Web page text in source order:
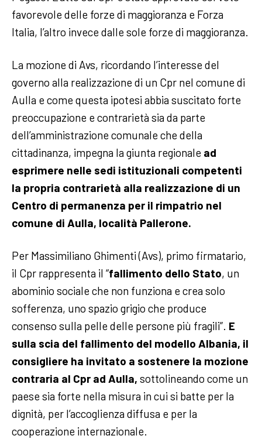
favorevole delle forze di maggioranza e Forza
Italia, l’altro invece dalle sole forze di maggioranza.
La mozione di Avs, ricordando l’interesse del
governo alla realizzazione di un Cpr nel comune di
Aulla e come questa ipotesi abbia suscitato forte
preoccupazione e contrarietà sia da parte
dell’amministrazione comunale che della
cittadinanza, impegna la giunta regionale ad
esprimere nelle sedi istituzionali competenti
la propria contrarietà alla realizzazione di un
Centro di permanenza per il rimpatrio nel
comune di Aulla, località Pallerone.
Per Massimiliano Ghimenti (Avs), primo firmatario,
il Cpr rappresenta il “fallimento dello Stato, un
abominio sociale che non funziona e crea solo
sofferenza, uno spazio grigio che produce
consenso sulla pelle delle persone più fragili”. E
sulla scia del fallimento del modello Albania, il
consigliere ha invitato a sostenere la mozione
contraria al Cpr ad Aulla, sottolineando come un
paese sia forte nella misura in cui si batte per la
dignità, per l’accoglienza diffusa e per la
cooperazione internazionale.